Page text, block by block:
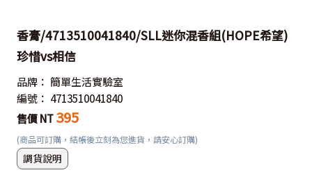
香膏/4713510041840/SLL迷你混香組(HOPE希望)
珍惜vs相信
品牌： 簡單生活實驗室
編號： 4713510041840
售價 NT 395
(商品可訂購，結帳後立刻為您進貨，請安心訂購)
調貨說明